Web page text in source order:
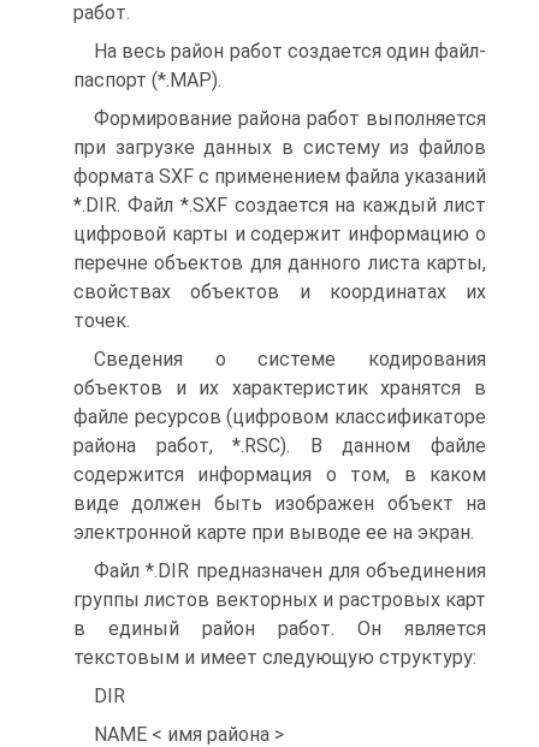
работ.
На весь район работ создается один файл-
паспорт (*.MAP).
Формирование района работ выполняется
при загрузке данных в систему из файлов
формата SXF с применением файла указаний
*.DIR. Файл *.SXF создается на каждый лист
цифровой карты и содержит информацию о
перечне объектов для данного листа карты,
свойствах объектов и координатах их
точек.
Сведения о системе кодирования
объектов и их характеристик хранятся в
файле ресурсов (цифровом классификаторе
района работ, *.RSC). В данном файле
содержится информация о том, в каком
виде должен быть изображен объект на
электронной карте при выводе ее на экран.
Файл *.DIR предназначен для объединения
группы листов векторных и растровых карт
в единый район работ. Он является
текстовым и имеет следующую структуру:
DIR
NAME < имя района >